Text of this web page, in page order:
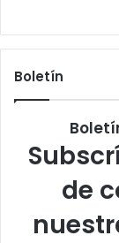
Boletín
de